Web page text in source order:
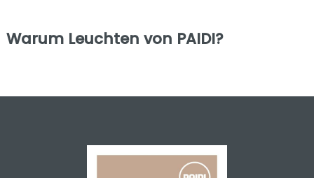
Warum Leuchten von PAIDI?